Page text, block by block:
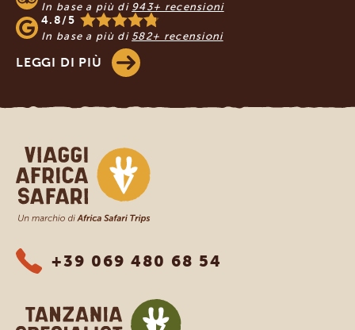
In base a più di 943+ recensioni
4.8/5
In base a più di 582+ recensioni
LEGGI DI PIÙ
Viaggi Africa Safari
+39 069 480 68 54